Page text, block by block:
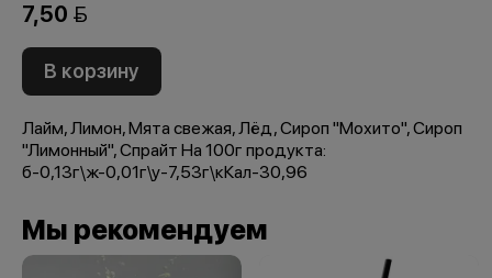
7,50 
В корзину
Лайм, Лимон, Мята свежая, Лёд, Сироп "Мохито", Сироп
"Лимонный", Спрайт На 100г продукта:
б-0,13г\ж-0,01г\у-7,53г\кКал-30,96
Мы рекомендуем